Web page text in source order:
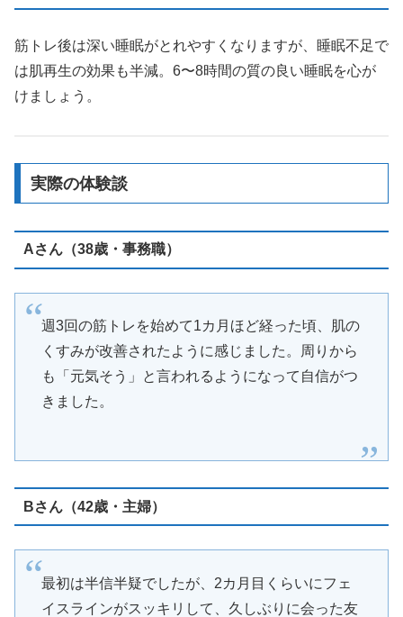
筋トレ後は深い睡眠がとれやすくなりますが、睡眠不足で
は肌再生の効果も半減。6〜8時間の質の良い睡眠を心が
けましょう。
実際の体験談
Aさん（38歳・事務職）
週3回の筋トレを始めて1カ月ほど経った頃、肌の
くすみが改善されたように感じました。周りから
も「元気そう」と言われるようになって自信がつ
きました。
Bさん（42歳・主婦）
最初は半信半疑でしたが、2カ月目くらいにフェ
イスラインがスッキリして、久しぶりに会った友